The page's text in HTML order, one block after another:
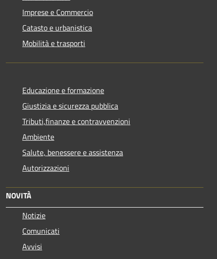
Imprese e Commercio
Catasto e urbanistica
Mobilità e trasporti
Educazione e formazione
Giustizia e sicurezza pubblica
Tributi,finanze e contravvenzioni
Ambiente
Salute, benessere e assistenza
Autorizzazioni
NOVITÀ
Notizie
Comunicati
Avvisi